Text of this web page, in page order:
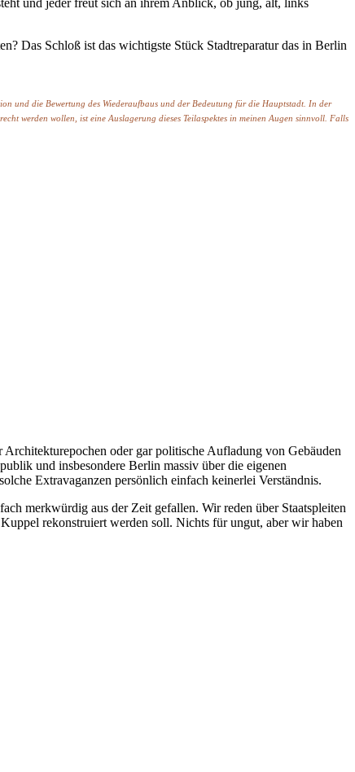
und jeder freut sich an ihrem Anblick, ob jung, alt, links
Das Schloß ist das wichtigste Stück Stadtreparatur das in Berlin
und die Bewertung des Wiederaufbaus und der Bedeutung für die Hauptstadt. In der
werden wollen, ist eine Auslagerung dieses Teilaspektes in meinen Augen sinnvoll. Falls
oder gar politische Aufladung von Gebäuden
und insbesondere Berlin massiv über die eigenen
Extravaganzen persönlich einfach keinerlei Verständnis.
merkwürdig aus der Zeit gefallen. Wir reden über Staatspleiten
rekonstruiert werden soll. Nichts für ungut, aber wir haben